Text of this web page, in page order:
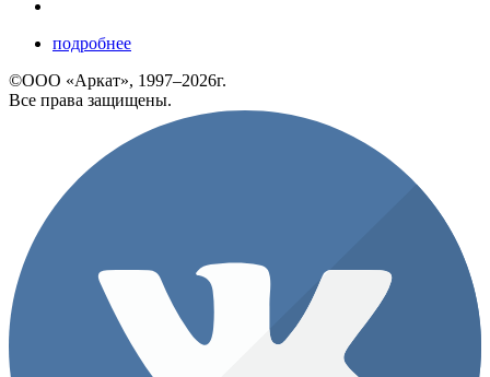
подробнее
©ООО «Аркат», 1997–2026г.
Все права защищены.